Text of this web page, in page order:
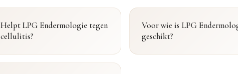
Helpt LPG Endermologie tegen
cellulitis?
Voor wie is LPG
geschikt?